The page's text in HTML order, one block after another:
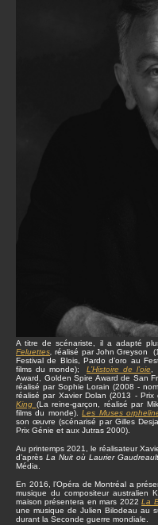
A titre de scénariste, il a adapté
Feluettes réalisé par John Greyson
Festival de Blois, Pardo d’oro au
films du monde);L’Histoire de l’oie
Award, Golden Spire Award de San
réalisé par Sophie Lorain (2008 -
réalisé par Xavier Dolan (2013 -
King (La reine-garçon, réalisé par
films du monde).Les Muses
son œuvre (scénarisé par Gilles
Prix Génie et aux Jutras 2000).
Au printemps 2021, le réalisateur
d’après La Nuit où Laurier
Média.
En 2016, l’Opéra de Montréal a
musique du compositeur australien
maison présentera en mars 2022La
une musique de Julien Bilodeau au
durant la Seconde guerre mondiale.